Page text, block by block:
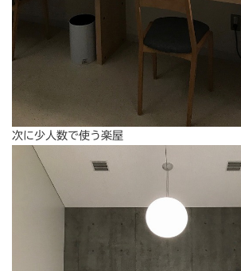
次に少人数で使う楽屋